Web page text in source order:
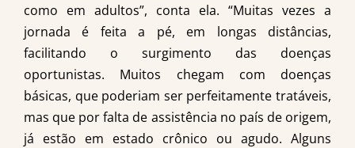
como em adultos”, conta ela. “Muitas vezes a
jornada é feita a pé, em longas distâncias,
facilitando o surgimento das doenças
oportunistas. Muitos chegam com doenças
básicas, que poderiam ser perfeitamente tratáveis,
mas que por falta de assistência no país de origem,
já estão em estado crônico ou agudo. Alguns